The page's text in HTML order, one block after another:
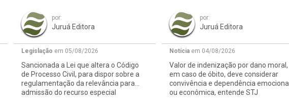
por:
Juruá Editora
Legislação em 05/08/2026
Sancionada a Lei que altera o Código
de Processo Civil, para dispor sobre a
regulamentação da relevância para
admissão do recurso especial
por:
Juruá Editora
Notícia em 04/08/2026
Valor de indenização por dano moral,
em caso de óbito, deve considerar
convivência e dependência emocional
ou econômica, entende STJ